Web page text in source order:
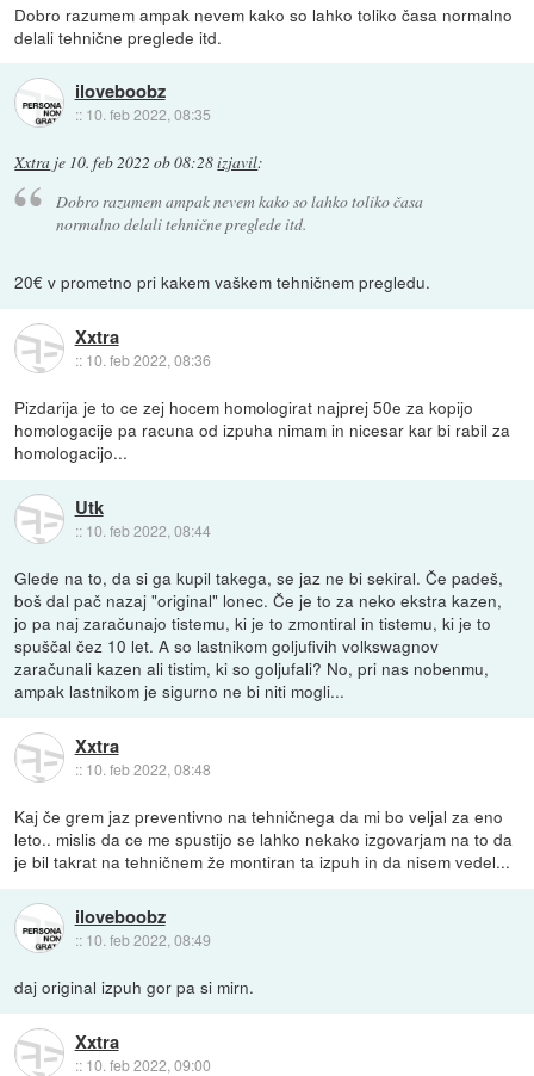
Dobro razumem ampak nevem kako so lahko toliko časa normalno
delali tehnične preglede itd.
iloveboobz
:: 10. feb 2022, 08:35
Xxtra je 10. feb 2022 ob 08:28izjavil:
Dobro razumem ampak nevem kako so lahko toliko časa
normalno delali tehnične preglede itd.
20€ v prometno pri kakem vaškem tehničnem pregledu.
Xxtra
:: 10. feb 2022, 08:36
Pizdarija je to ce zej hocem homologirat najprej 50e za kopijo
homologacije pa racuna od izpuha nimam in nicesar kar bi rabil za
homologacijo...
Utk
:: 10. feb 2022, 08:44
Glede na to, da si ga kupil takega, se jaz ne bi sekiral. Če padeš,
boš dal pač nazaj "original" lonec. Če je to za neko ekstra kazen,
jo pa naj zaračunajo tistemu, ki je to zmontiral in tistemu, ki je to
spuščal čez 10 let. A so lastnikom goljufivih volkswagnov
zaračunali kazen ali tistim, ki so goljufali? No, pri nas nobenmu,
ampak lastnikom je sigurno ne bi niti mogli...
Xxtra
:: 10. feb 2022, 08:48
Kaj če grem jaz preventivno na tehničnega da mi bo veljal za eno
leto.. mislis da ce me spustijo se lahko nekako izgovarjam na to da
je bil takrat na tehničnem že montiran ta izpuh in da nisem vedel...
iloveboobz
:: 10. feb 2022, 08:49
daj original izpuh gor pa si mirn.
Xxtra
:: 10. feb 2022, 09:00